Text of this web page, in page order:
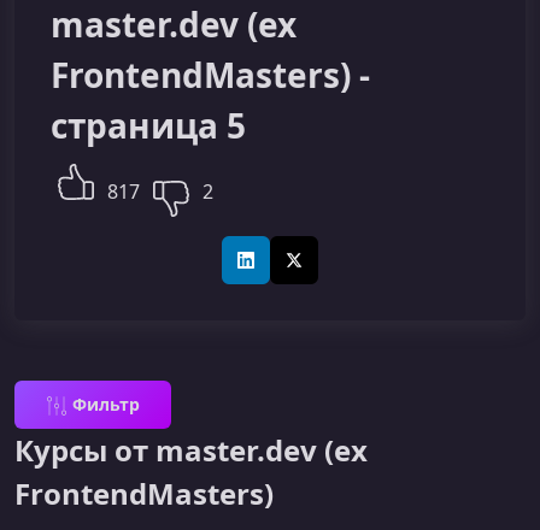
master.dev (ex
FrontendMasters) -
страница 5
817 2
LinkedInX (Twitter)
Фильтр
Курсы от master.dev (ex
FrontendMasters)